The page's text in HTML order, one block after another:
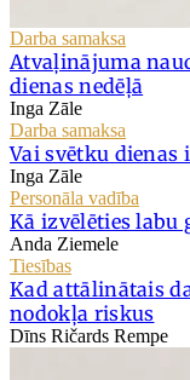
Darba samaksa
Atvaļinājuma
dienas nedēļā
Inga Zāle
Darba samaksa
Vai svētku dienas
Inga Zāle
Personāla vadība
Kā izvēlēties
Anda Ziemele
Tiesības
Kad attālinātais
nodokļa riskus
Dīns Ričards Rempe